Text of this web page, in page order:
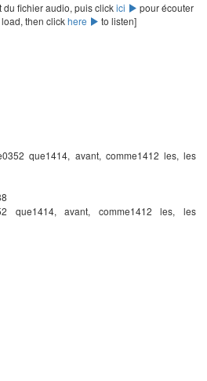
fichier audio, puis clickici
pour écouter
then clickhere to listen]
que1414, avant, comme1412 les, les
que1414, avant, comme1412 les, les